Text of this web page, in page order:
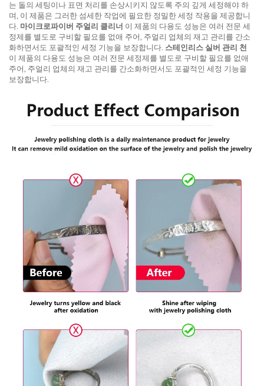
는 돌의 세팅이나 표면 처리를 손상시키지 않도록 주의 깊게 세정해야 하
며, 이 제품은 그러한 섬세한 작업에 필요한 정밀한 세정 작용을 제공합니
다. 마이크로파이버 주얼리 클리너 이 제품의 다용도 성능은 여러 전문 세
정제를 별도로 구비할 필요를 없애 주어, 주얼리 업체의 재고 관리를 간소
화하면서도 포괄적인 세정 기능을 보장합니다. 스테인리스 실버 관리 천
이 제품의 다용도 성능은 여러 전문 세정제를 별도로 구비할 필요를 없애
주어, 주얼리 업체의 재고 관리를 간소화하면서도 포괄적인 세정 기능을
보장합니다.